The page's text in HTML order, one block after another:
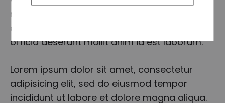
nulla pariatur excepteur sint occaecat
cupidatat non proident, sunt in culpa qui
officia deserunt mollit anim id est laborum.
Lorem ipsum dolor sit amet, consectetur
adipisicing elit, sed do eiusmod tempor
incididunt ut labore et dolore magna aliqua.